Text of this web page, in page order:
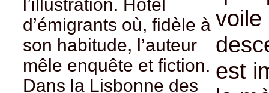
l’illustration. Hôtel
d’émigrants où, fidèle à
son habitude, l’auteur
mêle enquête et fiction.
Dans la Lisbonne des
voile
est